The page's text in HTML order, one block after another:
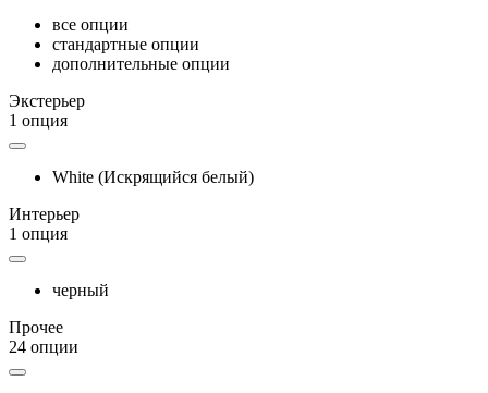
все опции
стандартные опции
дополнительные опции
Экстерьер
1 опция
White (Искрящийся белый)
Интерьер
1 опция
черный
Прочее
24 опции